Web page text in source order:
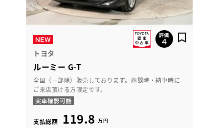
トヨタ
ルーミー G-T
全国（一部除）販売しております。商談時・納車時に
ご来店頂ける方限定です。
支払総額 119.8 万円